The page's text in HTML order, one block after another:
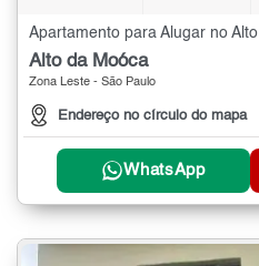
Alto da Moóca
Zona Leste - São Paulo
Endereço no círculo do mapa
WhatsApp